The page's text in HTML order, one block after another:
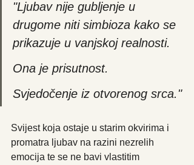
"Ljubav nije gubljenje u
drugome niti simbioza kako se
prikazuje u vanjskoj realnosti.
Ona je prisutnost.
Svjedočenje iz otvorenog srca."
Svijest koja ostaje u starim okvirima i
promatra ljubav na razini nezrelih
emocija te se ne bavi vlastitim